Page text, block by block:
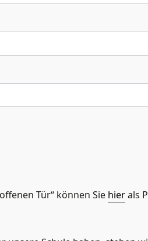
Tür“ können Sie hierals